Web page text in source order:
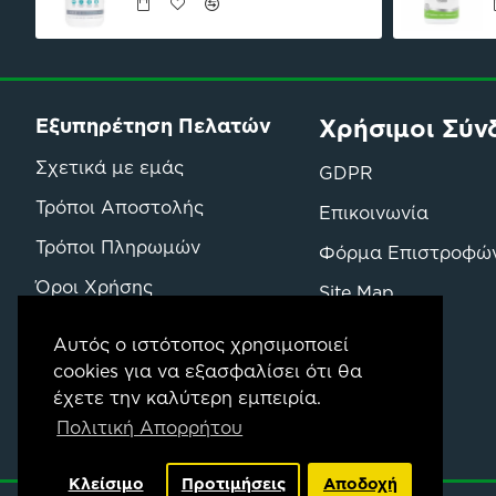
Αυτός ο ιστότοπος χρησιμοποιεί
cookies για να εξασφαλίσει ότι θα
έχετε την καλύτερη εμπειρία.
Πολιτική Απορρήτου
Κλείσιμο Προτιμήσεις Αποδοχή
Εξυπηρέτηση Πελατών
Σχετικά με εμάς
Τρόποι Αποστολής
Τρόποι Πληρωμών
Όροι Χρήσης
Χρήσιμοι
GDPR
Επικοινωνία
Φόρμα
Site Map
Μάρκες